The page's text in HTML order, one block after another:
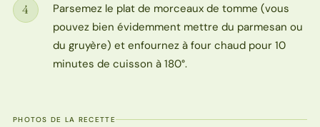
Étape
4
Parsemez le plat de morceaux de tomme (vous
pouvez bien évidemment mettre du parmesan ou
du gruyère) et enfournez à four chaud pour 10
minutes de cuisson à 180°.
PHOTOS DE LA RECETTE